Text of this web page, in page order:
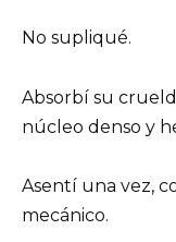
No supliqué.
Absorbí su
núcleo denso y
Asentí una vez,
mecánico.